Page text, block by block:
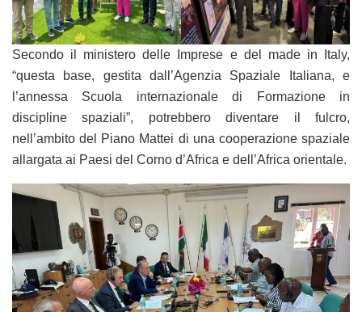
Secondo il ministero delle Imprese e del made in Italy,
“questa base, gestita dall’Agenzia Spaziale Italiana, e
l’annessa Scuola internazionale di Formazione in
discipline spaziali”, potrebbero diventare il fulcro,
nell’ambito del Piano Mattei di una cooperazione spaziale
allargata ai Paesi del Corno d’Africa e dell’Africa orientale.